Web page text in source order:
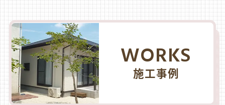
WORKS
施工事例